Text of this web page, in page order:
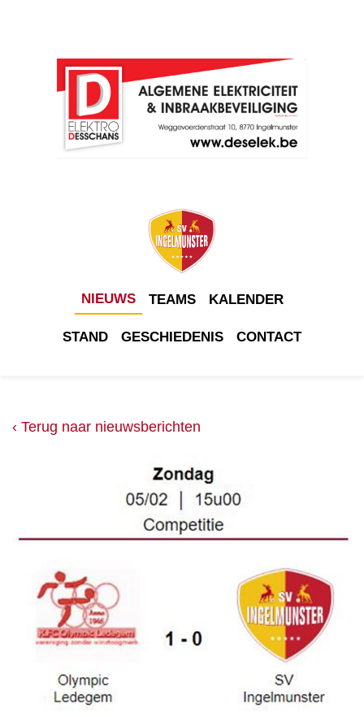
NIEUWS TEAMS KALENDER
STAND GESCHIEDENIS CONTACT
‹ Terug naar nieuwsberichten